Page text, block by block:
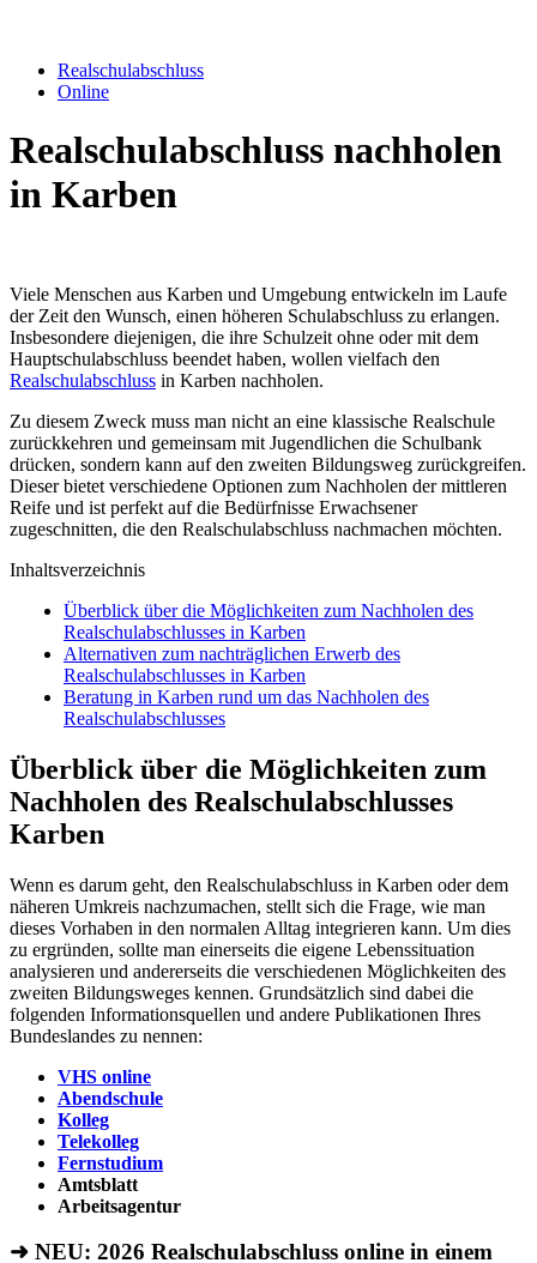
Realschulabschluss
Online
Realschulabschluss nachholen
in Karben
Viele Menschen aus Karben und Umgebung entwickeln im Laufe
der Zeit den Wunsch, einen höheren Schulabschluss zu erlangen.
Insbesondere diejenigen, die ihre Schulzeit ohne oder mit dem
Hauptschulabschluss beendet haben, wollen vielfach den
Realschulabschluss in Karben nachholen.
Zu diesem Zweck muss man nicht an eine klassische Realschule
zurückkehren und gemeinsam mit Jugendlichen die Schulbank
drücken, sondern kann auf den zweiten Bildungsweg zurückgreifen.
Dieser bietet verschiedene Optionen zum Nachholen der mittleren
Reife und ist perfekt auf die Bedürfnisse Erwachsener
zugeschnitten, die den Realschulabschluss nachmachen möchten.
Inhaltsverzeichnis
Überblick über die Möglichkeiten zum Nachholen des
Realschulabschlusses in Karben
Alternativen zum nachträglichen Erwerb des
Realschulabschlusses in Karben
Beratung in Karben rund um das Nachholen des
Realschulabschlusses
Überblick über die Möglichkeiten zum
Nachholen des Realschulabschlusses
Karben
Wenn es darum geht, den Realschulabschluss in Karben oder dem
näheren Umkreis nachzumachen, stellt sich die Frage, wie man
dieses Vorhaben in den normalen Alltag integrieren kann. Um dies
zu ergründen, sollte man einerseits die eigene Lebenssituation
analysieren und andererseits die verschiedenen Möglichkeiten des
zweiten Bildungsweges kennen. Grundsätzlich sind dabei die
folgenden Informationsquellen und andere Publikationen Ihres
Bundeslandes zu nennen:
VHS online
Abendschule
Kolleg
Telekolleg
Fernstudium
Amtsblatt
Arbeitsagentur
➜ NEU: 2026 Realschulabschluss online in einem